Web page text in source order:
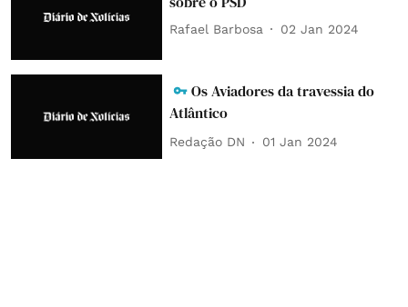
Rafael Barbosa 02 Jan 2024
Os Aviadores da travessia do
Atlântico
Redação DN 01 Jan 2024